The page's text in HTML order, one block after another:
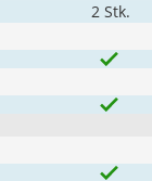
2 Stk.